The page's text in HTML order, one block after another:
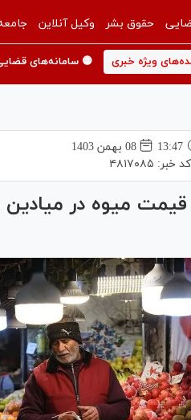
حقوق بشر وکیل آنلاین
ویژه خبری 🟡 سامانه‌های
13:47
08 بهمن 1403
کد خبر: ۴۸۱۷۰۸۵
درصدی قیمت میوه در